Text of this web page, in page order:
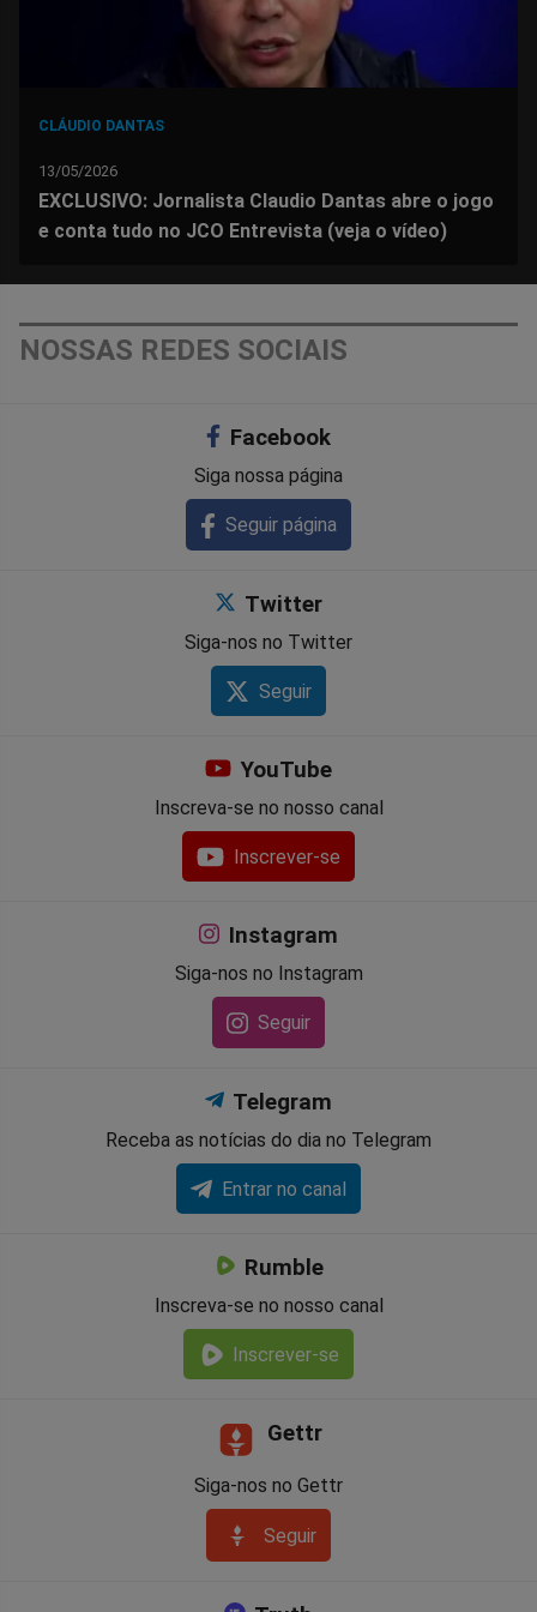
CLÁUDIO DANTAS
13/05/2026
EXCLUSIVO: Jornalista Claudio Dantas abre o jogo
e conta tudo no JCO Entrevista (veja o vídeo)
NOSSAS REDES SOCIAIS
Facebook
Siga nossa página
Seguir página
Twitter
Siga-nos no Twitter
Seguir
YouTube
Inscreva-se no nosso canal
Inscrever-se
Instagram
Siga-nos no Instagram
Seguir
Telegram
Receba as notícias do dia no Telegram
Entrar no canal
Rumble
Inscreva-se no nosso canal
Inscrever-se
Gettr
Siga-nos no Gettr
Seguir